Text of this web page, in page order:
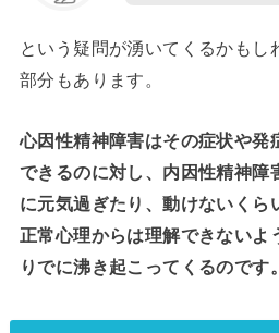
という疑問が湧いてくるかもし
部分もあります。
心因性精神障害はその症状や発
できるのに対し、内因性精神障
に元気過ぎたり、動けないくら
正常心理からは理解できないよ
りでに沸き起こってくるのです。